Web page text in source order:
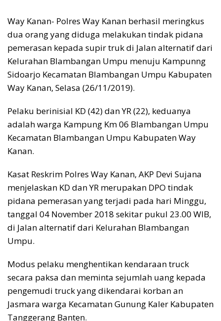
Way Kanan- Polres Way Kanan berhasil meringkus
dua orang yang diduga melakukan tindak pidana
pemerasan kepada supir truk di Jalan alternatif dari
Kelurahan Blambangan Umpu menuju Kampunng
Sidoarjo Kecamatan Blambangan Umpu Kabupaten
Way Kanan, Selasa (26/11/2019).
Pelaku berinisial KD (42) dan YR (22), keduanya
adalah warga Kampung Km 06 Blambangan Umpu
Kecamatan Blambangan Umpu Kabupaten Way
Kanan.
Kasat Reskrim Polres Way Kanan, AKP Devi Sujana
menjelaskan KD dan YR merupakan DPO tindak
pidana pemerasan yang terjadi pada hari Minggu,
tanggal 04 November 2018 sekitar pukul 23.00 WIB,
di Jalan alternatif dari Kelurahan Blambangan
Umpu.
Modus pelaku menghentikan kendaraan truck
secara paksa dan meminta sejumlah uang kepada
pengemudi truck yang dikendarai korban an
Jasmara warga Kecamatan Gunung Kaler Kabupaten
Tanggerang Banten.